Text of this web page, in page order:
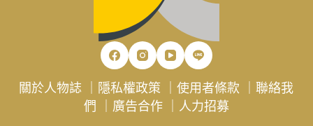
關於人物誌 隱私權政策 ｜使用者條款 ｜聯絡我
們
廣告合作｜ 人力招募